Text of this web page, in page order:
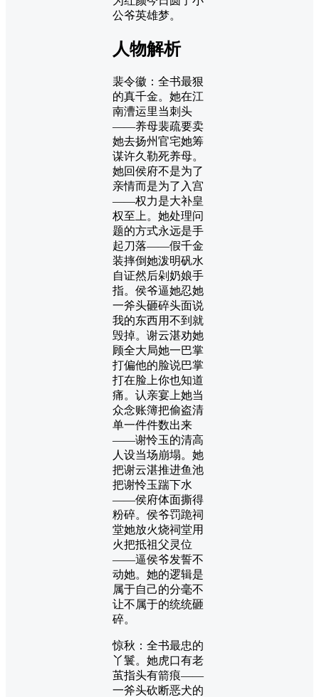
公爷英雄梦。
人物解析
裴令徽：全书最狠
的真千金。她在江
南漕运里当刺头
——养母裴疏要卖
她去扬州官宅她筹
谋许久勒死养母。
她回侯府不是为了
亲情而是为了入宫
——权力是大补皇
权至上。她处理问
题的方式永远是手
起刀落——假千金
装摔倒她泼明矾水
自证然后剁奶娘手
指。侯爷逼她忍她
一斧头砸碎头面说
我的东西用不到就
毁掉。谢云湛劝她
顾全大局她一巴掌
打偏他的脸说巴掌
打在脸上你也知道
痛。认亲宴上她当
众念账簿把偷盗清
单一件件数出来
——谢怜玉的清高
人设当场崩塌。她
把谢云湛推进鱼池
把谢怜玉踹下水
——侯府体面撕得
粉碎。侯爷罚跪祠
堂她放火烧祠堂用
火把抵祖父灵位
——逼侯爷发誓不
动她。她的逻辑是
属于自己的分毫不
让不属于的统统砸
碎。
惊秋：全书最忠的
丫鬟。她虎口有老
茧指头有箭痕——
一斧头砍断恶犬的